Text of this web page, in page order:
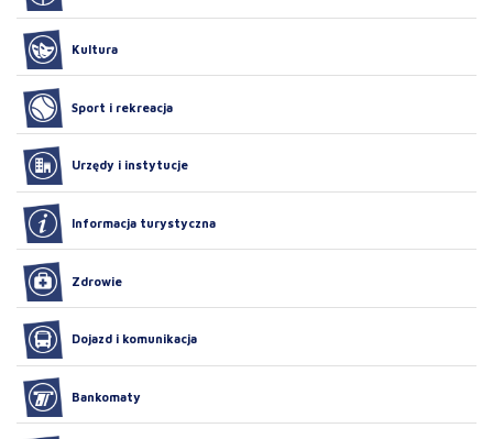
Kultura
Sport i rekreacja
Urzędy i instytucje
Informacja turystyczna
Zdrowie
Dojazd i komunikacja
Bankomaty